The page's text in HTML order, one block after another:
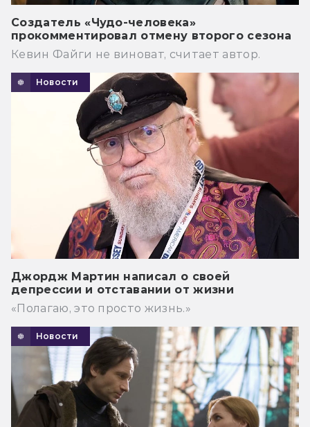
Создатель «Чудо-человека»
прокомментировал отмену второго сезона
Кевин Файги не виноват, считает автор.
Новости
Джордж Мартин написал о своей
депрессии и отставании от жизни
«Полагаю, это просто жизнь.»
Новости